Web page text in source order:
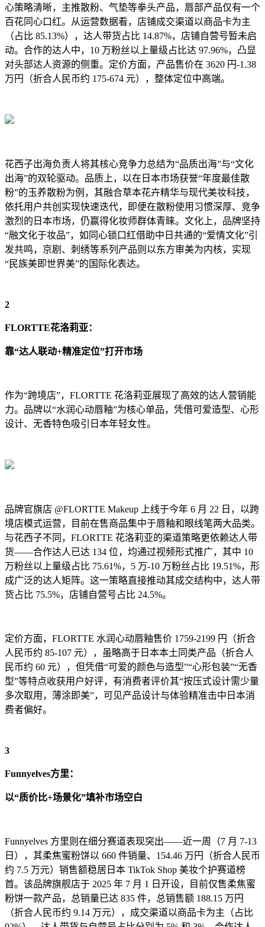
心策略清晰，主推散粉、气垫等拳头产品，唇部产品仅有一个
百花同心口红。从运营数据看，店铺成交渠道以商品卡为主
（占比 85.13%），达人带货占比 14.87%，店铺自营号暂未启
动。合作的达人中，10 万粉丝以上量级占比达 97.96%，凸显
对头部达人资源的侧重。定价方面，产品售价在 3620 円-1.38
万円（折合人民币约 175-674 元），整体定位中高端。
花西子出海负责人将其核心竞争力总结为“品质出海”与“文化
出海”的双轮驱动。品质上，以在日本市场获誉“年度最佳散
粉”的玉养散粉为例，其融合草本花卉精华与现代美妆科技，
依托用户共创实现快速迭代，即便在散粉使用习惯深厚、竞争
激烈的日本市场，仍赢得化妆师群体青睐。文化上，品牌坚持
“融文化于妆品”，如同心锁口红借助中日共通的“爱情文化”引
发共鸣，京剧、刺绣等系列产品则以东方审美为内核，实现
“民族美即世界美”的国际化表达。
2
FLORTTE花洛莉亚：
靠“达人联动+精准定位”打开市场
作为“跨境店”，FLORTTE 花洛莉亚展现了高效的达人营销能
力。品牌以“水润心动唇釉”为核心单品，凭借可爱造型、心形
设计、无香特色吸引日本年轻女性。
品牌官旗店 @FLORTTE Makeup 上线于今年 6 月 22 日，以跨
境店模式运营，目前在售商品集中于唇釉和眼线笔两大品类。
与花西子不同，FLORTTE 花洛莉亚的渠道策略更依赖达人带
货——合作达人已达 134 位，均通过视频形式推广，其中 10
万粉丝以上量级占比 75.61%，5 万-10 万粉丝占比 19.51%，形
成广泛的达人矩阵。这一策略直接推动其成交结构中，达人带
货占比 75.5%，店铺自营号占比 24.5%。
定价方面，FLORTTE 水润心动唇釉售价 1759-2199 円（折合
人民币约 85-107 元），虽略高于日本本土同类产品（折合人
民币约 60 元），但凭借“可爱的颜色与造型”“心形包装”“无香
型”等特点收获用户好评，有消费者评价其“按压式设计需少量
多次取用，薄涂即美”，可见产品设计与体验精准击中日本消
费者偏好。
3
Funnyelves方里：
以“质价比+场景化”填补市场空白
Funnyelves 方里则在细分赛道表现突出——近一周（7 月 7-13
日），其柔焦蜜粉饼以 660 件销量、154.46 万円（折合人民币
约 7.5 万元）销售额稳居日本 TikTok Shop 美妆个护赛道榜
首。该品牌旗舰店于 2025 年 7 月 1 日开设，目前仅售柔焦蜜
粉饼一款产品，总销量已达 835 件，总销售额 188.15 万円
（折合人民币约 9.14 万元），成交渠道以商品卡为主（占比